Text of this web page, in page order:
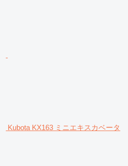
Kubota KX163 ミニエキスカベータ